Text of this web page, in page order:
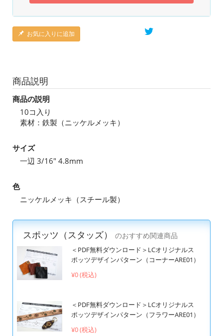
お気に入りに追加
商品説明
商品の説明
10コ入り
素材：鉄製（ニッケルメッキ）
サイズ
一辺 3/16" 4.8mm
色
ニッケルメッキ（スチール製）
スポッツ（スタッズ）
のおすすめ関連商品
＜PDF無料ダウンロード＞LCオリジナルス
ポッツデザインパターン（コーナーARE01）
¥0 (税込)
＜PDF無料ダウンロード＞LCオリジナルス
ポッツデザインパターン（フラワーARE01）
¥0 (税込)